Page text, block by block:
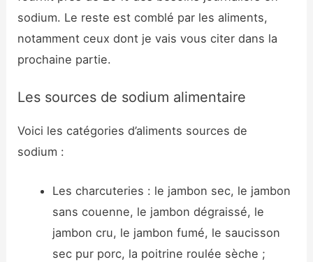
sodium. Le reste est comblé par les aliments,
notamment ceux dont je vais vous citer dans la
prochaine partie.
Les sources de sodium alimentaire
Voici les catégories d’aliments sources de
sodium :
Les charcuteries : le jambon sec, le jambon
sans couenne, le jambon dégraissé, le
jambon cru, le jambon fumé, le saucisson
sec pur porc, la poitrine roulée sèche ;